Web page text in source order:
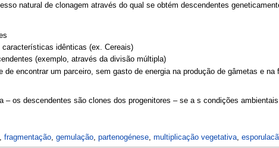
natural de clonagem através do qual se obtém descendentes
características idênticas (ex. Cereais)
(exemplo, através da divisão múltipla)
de encontrar um parceiro, sem gasto de energia na produção de gâmetas e
– os descendentes são clones dos progenitores – se a s condições
, fragmentação, gemulação, partenogénese, multiplicação vegetativa,